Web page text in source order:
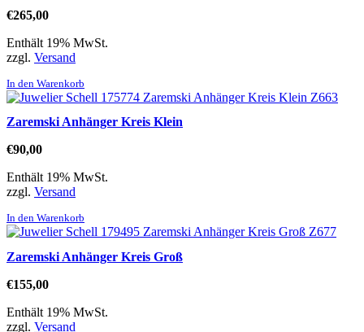
€265,00
Enthält 19% MwSt.
zzgl. Versand
In den Warenkorb
Zaremski Anhänger Kreis Klein
€90,00
Enthält 19% MwSt.
zzgl. Versand
In den Warenkorb
Zaremski Anhänger Kreis Groß
€155,00
Enthält 19% MwSt.
zzgl. Versand